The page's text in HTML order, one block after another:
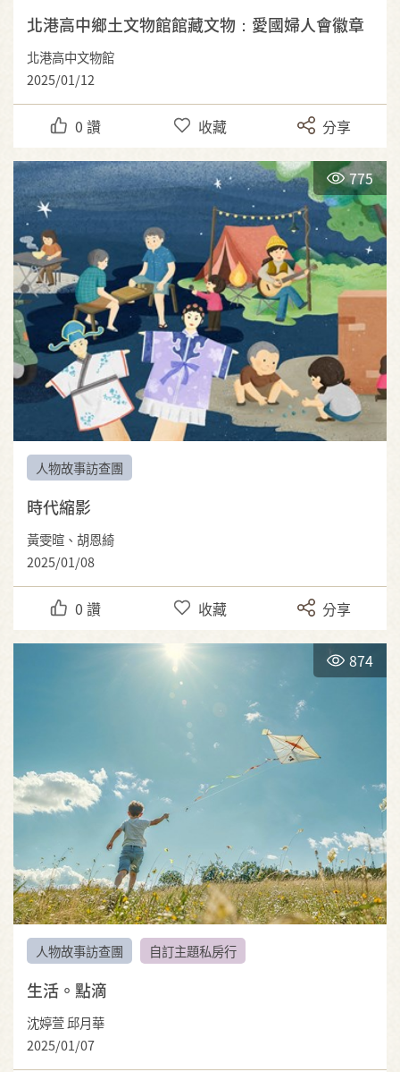
北港高中鄉土文物館館藏文物：愛國婦人會徽章
北港高中文物館
2025/01/12
0 讚 收藏 分享
775
人物故事訪查團
時代縮影
黃雯暄、胡恩綺
2025/01/08
0 讚 收藏 分享
874
人物故事訪查團 自訂主題私房行
生活。點滴
沈婷萱 邱月華
2025/01/07